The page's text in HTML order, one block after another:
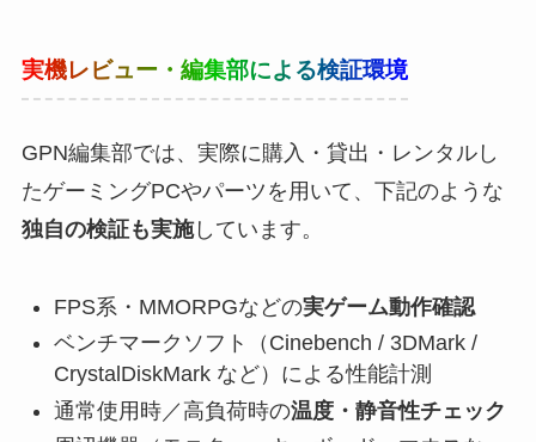
実機レビュー・編集部による検証環境
GPN編集部では、実際に購入・貸出・レンタルし
たゲーミングPCやパーツを用いて、下記のような
独自の検証も実施しています。
FPS系・MMORPGなどの実ゲーム動作確認
ベンチマークソフト（Cinebench / 3DMark /
CrystalDiskMark など）による性能計測
通常使用時／高負荷時の温度・静音性チェック